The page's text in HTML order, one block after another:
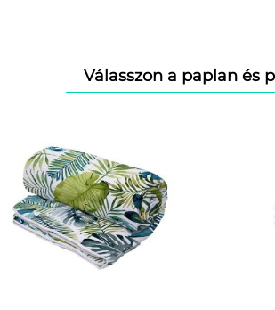
megelőzhető a penész kialakulása és a
lábrésszel) 3 havonta.
Válasszon a paplan és